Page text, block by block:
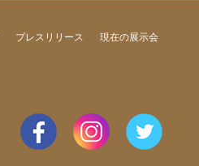
プレスリリース 現在の展示会